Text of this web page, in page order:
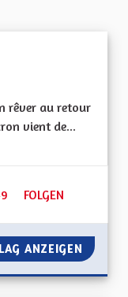
rêver au retour
vient de...
49 FOLLOWER
FOLGEN
A QUOI BON
ANZEIGEN A